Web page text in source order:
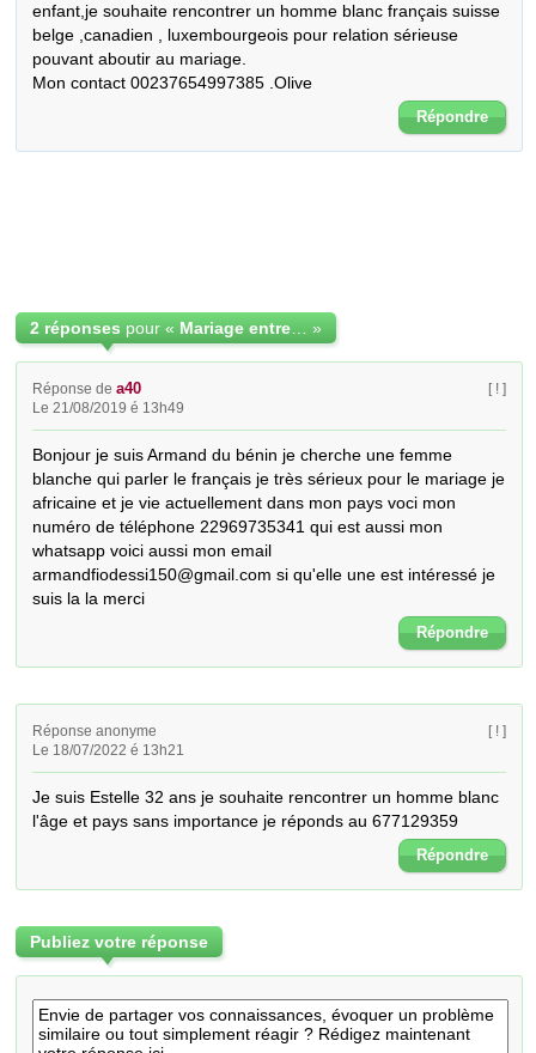
enfant,je souhaite rencontrer un homme blanc français suisse
belge ,canadien , luxembourgeois pour relation sérieuse
pouvant aboutir au mariage.
Mon contact 00237654997385 .Olive
Répondre
2 réponses pour « »
Réponse dea40
Le 21/08/2019 é 13h49
[ ! ]
Bonjour je suis Armand du bénin je cherche une femme
blanche qui parler le français je très sérieux pour le mariage je
africaine et je vie actuellement dans mon pays voci mon
numéro de téléphone 22969735341 qui est aussi mon
whatsapp voici aussi mon email
armandfiodessi150@gmail.com si qu'elle une est intéressé je
suis la la merci
Répondre
Réponse anonyme
Le 18/07/2022 é 13h21
[ ! ]
Je suis Estelle 32 ans je souhaite rencontrer un homme blanc
l'âge et pays sans importance je réponds au 677129359
Répondre
Publiez votre réponse